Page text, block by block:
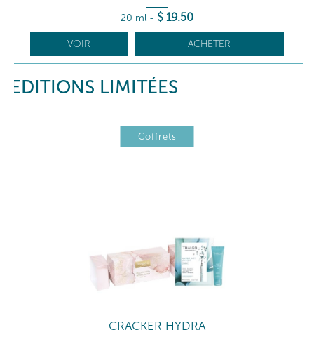
20 ml - $ 19.50
VOIR ACHETER
EDITIONS LIMITÉES
Coffrets
CRACKER HYDRA